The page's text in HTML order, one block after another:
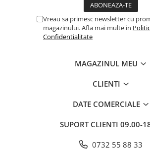
Vreau sa primesc newsletter cu
magazinului. Afla mai multe in
Confidentialitate
MAGAZINUL MEU
CLIENTI
DATE COMERCIALE
SUPORT CLIENTI 09.00-
0732 55 88 33